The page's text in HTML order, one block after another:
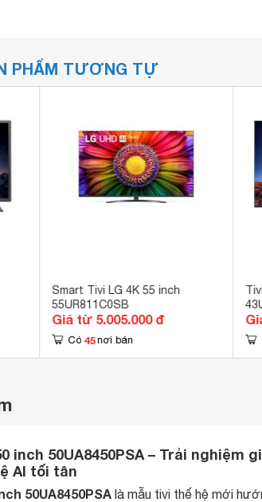
PHẨM TƯƠNG TỰ
Smart Tivi LG 4K 55 inch
55UR811C0SB
Giá từ 5.005.000 đ
Có 45 nơi bán
inch 50UA8450PSA – Trải
AI tối tân
50UA8450PSA là mẫu tivi thế hệ mới